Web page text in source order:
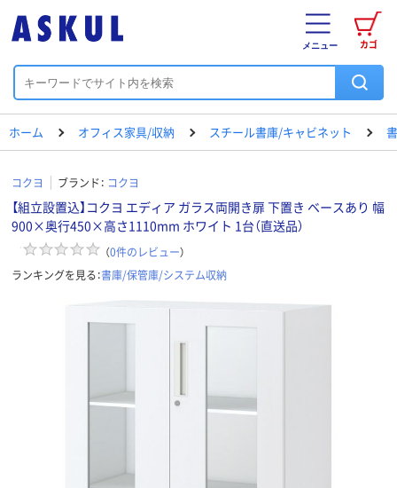
カゴ
メニュー
ホーム オフィス家具/収納 スチール書庫/キャビネット
コクヨ ブランド： コクヨ
【組立設置込】コクヨ エディア ガラス両開き扉 下置き ベースあり 幅
900×奥行450×高さ1110mm ホワイト 1台（直送品）
（0件のレビュー）
ランキングを見る：書庫/保管庫/システム収納